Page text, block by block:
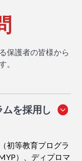
保護者の皆様から
。
を採用し
（初等教育プログラ
）、ディプロマ